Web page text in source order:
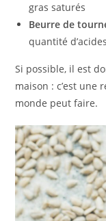
gras saturés
Beurre de
quantité
Si possible, il est
maison : c’est une
monde peut faire.